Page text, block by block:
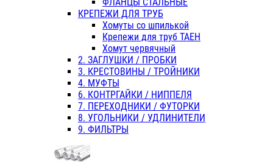
КРЕПЕЖИ ДЛЯ ТРУБ
Хомуты со шпилькой
Крепежи для труб ТАЕН
Хомут червячный
2. ЗАГЛУШКИ / ПРОБКИ
3. КРЕСТОВИНЫ / ТРОЙНИКИ
4. МУФТЫ
6. КОНТРГАЙКИ / НИППЕЛЯ
7. ПЕРЕХОДНИКИ / ФУТОРКИ
8. УГОЛЬНИКИ / УДЛИНИТЕЛИ
9. ФИЛЬТРЫ